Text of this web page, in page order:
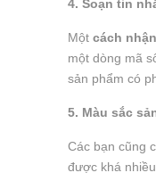
4. Soạn tin
Một cách
một dòng mã
sản phẩm có
5. Màu sắc
Các bạn cũng
được khá